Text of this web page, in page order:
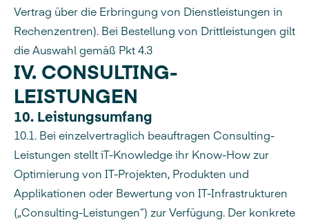
Vertrag über die Erbringung von Dienstleistungen in
Rechenzentren). Bei Bestellung von Drittleistungen gilt
die Auswahl gemäß Pkt 4.3
IV. CONSULTING-
LEISTUNGEN
10. Leistungsumfang
10.1. Bei einzelvertraglich beauftragen Consulting-
Leistungen stellt iT-Knowledge ihr Know-How zur
Optimierung von IT-Projekten, Produkten und
Applikationen oder Bewertung von IT-Infrastrukturen
(„Consulting-Leistungen“) zur Verfügung. Der konkrete